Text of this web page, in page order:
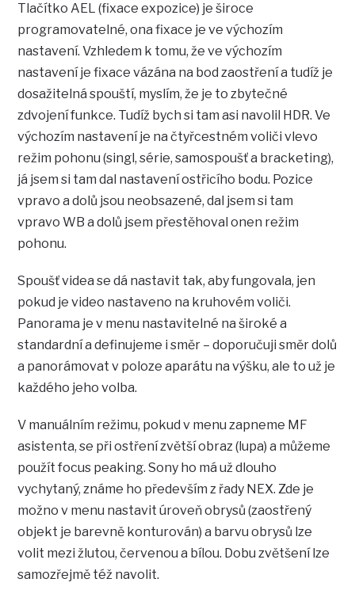
Tlačítko AEL (fixace expozice) je široce
programovatelné, ona fixace je ve výchozím
nastavení. Vzhledem k tomu, že ve výchozím
nastavení je fixace vázána na bod zaostření a tudíž je
dosažitelná spouští, myslím, že je to zbytečné
zdvojení funkce. Tudíž bych si tam asi navolil HDR. Ve
výchozím nastavení je na čtyřcestném voliči vlevo
režim pohonu (singl, série, samospoušť a bracketing),
já jsem si tam dal nastavení ostřicího bodu. Pozice
vpravo a dolů jsou neobsazené, dal jsem si tam
vpravo WB a dolů jsem přestěhoval onen režim
pohonu.
Spoušť videa se dá nastavit tak, aby fungovala, jen
pokud je video nastaveno na kruhovém voliči.
Panorama je v menu nastavitelné na široké a
standardní a definujeme i směr – doporučuji směr dolů
a panorámovat v poloze aparátu na výšku, ale to už je
každého jeho volba.
V manuálním režimu, pokud v menu zapneme MF
asistenta, se při ostření zvětší obraz (lupa) a můžeme
použít focus peaking. Sony ho má už dlouho
vychytaný, známe ho především z řady NEX. Zde je
možno v menu nastavit úroveň obrysů (zaostřený
objekt je barevně konturován) a barvu obrysů lze
volit mezi žlutou, červenou a bílou. Dobu zvětšení lze
samozřejmě též navolit.